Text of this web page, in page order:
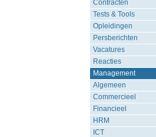
Contracten
Tests & Tools
Opleidingen
Persberichten
Vacatures
Reacties
Management
Algemeen
Commercieel
Financieel
HRM
ICT